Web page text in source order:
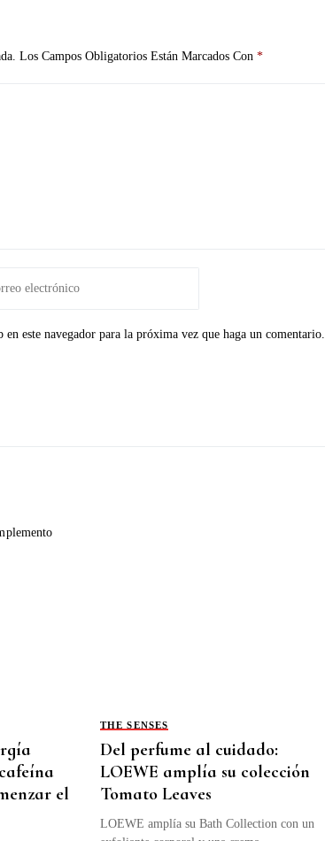
Los Campos Obligatorios Están Marcados Con *
este navegador para la próxima vez que haga un comentario.
el
THE SENSES
Del perfume al cuidado:
LOEWE amplía su colección
Tomato Leaves
LOEWE amplía su Bath Collection con un